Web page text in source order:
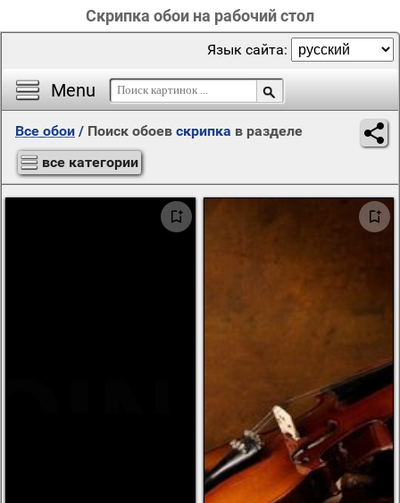
Скрипка обои на рабочий стол
Menu
Язык сайта:
Все обои / Поиск обоев скрипка в разделе
все категории